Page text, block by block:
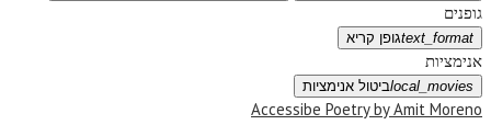
גופנים
text_formatגופן קריא
אנימציות
local_moviesביטול אנימציות
Accessibe Poetry by Amit Moreno